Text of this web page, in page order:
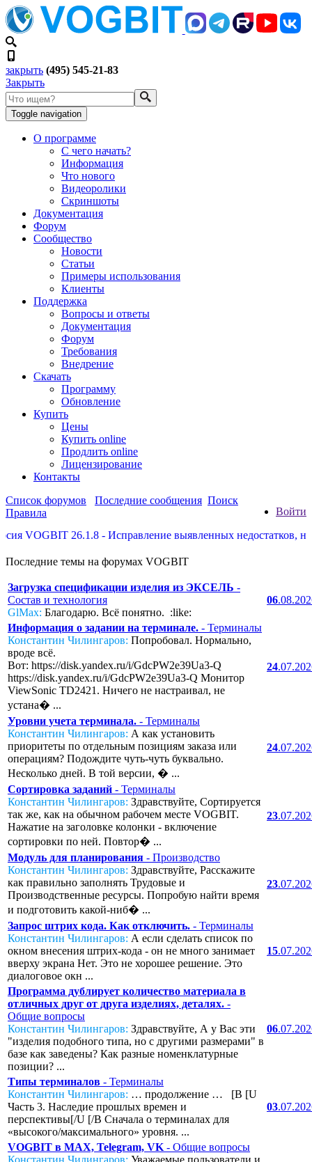
закрыть (495) 545-21-83
Закрыть
Toggle navigation
О программе
С чего начать?
Информация
Что нового
Видеоролики
Скриншоты
Документация
Форум
Сообщество
Новости
Статьи
Примеры использования
Клиенты
Поддержка
Вопросы и ответы
Документация
Форум
Требования
Внедрение
Скачать
Программу
Обновление
Купить
Цены
Купить online
Продлить online
Лицензирование
Контакты
Войти
Список форумов Последние сообщения Поиск
Правила
26.1.8 - Исправление выявленных недостатков,
Последние темы на форумах VOGBIT
Загрузка спецификации изделия из ЭКСЕЛЬ -
Состав и технология
GlMax: Благодарю. Всё понятно. :like:
06
Информация о задании на терминале. - Терминалы
Константин Чилингаров: Попробовал. Нормально,
вроде всё.
Вот: https://disk.yandex.ru/i/GdcPW2e39Ua3-Q
https://disk.yandex.ru/i/GdcPW2e39Ua3-Q Монитор
ViewSonic TD2421. Ничего не настраивал, не
устана� ...
24
Уровни учета терминала. - Терминалы
Константин Чилингаров: А как установить
приоритеты по отдельным позициям заказа или
операциям? Подождите чуть-чуть буквально.
Несколько дней. В той версии, � ...
24
Сортировка заданий - Терминалы
Константин Чилингаров: Здравствуйте, Сортируется
так же, как на обычном рабочем месте VOGBIT.
Нажатие на заголовке колонки - включение
сортировки по ней. Повтор� ...
23
Модуль для планирования - Производство
Константин Чилингаров: Здравствуйте, Расскажите
как правильно заполнять Трудовые и
Производственные ресурсы. Попробую найти время
и подготовить какой-ниб� ...
23
Запрос штрих кода. Как отключить. - Терминалы
Константин Чилингаров: А если сделать список по
окном внесения штрих-кода - он не много занимает
вверху экрана Нет. Это не хорошее решение. Это
диалоговое окн ...
15
Программа дублирует количество материала в
отличных друг от друга изделиях, деталях. -
Общие вопросы
Константин Чилингаров: Здравствуйте, А у Вас эти
"изделия подобного типа, но с другими размерами" в
базе как заведены? Как разные номенклатурные
позиции? ...
06
Типы терминалов - Терминалы
Константин Чилингаров: … продолжение … [B [U
Часть 3. Наследие прошлых времен и
перспективы[/U [/B Сначала о терминалах для
«высокого/максимального» уровня. ...
03
VOGBIT в MAX, Telegram, VK - Общие вопросы
Константин Чилингаров: Уважаемые пользователи и